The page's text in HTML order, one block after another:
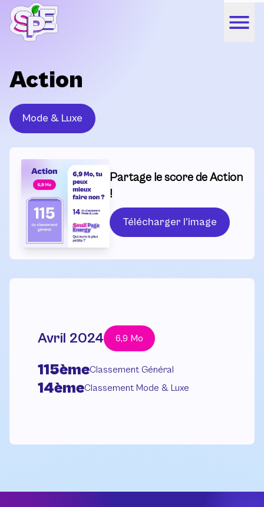
Action
Mode & Luxe
Partage le score de Action
!
Télécharger l'image
Avril 2024 6,9 Mo
115èmeClassement Général
14èmeClassement Mode & Luxe